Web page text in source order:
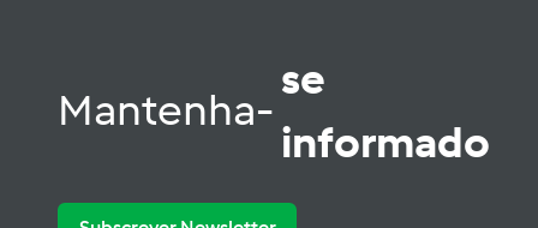
Mantenha-
se
informado